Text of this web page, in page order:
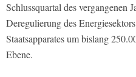
Schlussquartal des vergangenen
Deregulierung des
Staatsapparates um bislang
Ebene.